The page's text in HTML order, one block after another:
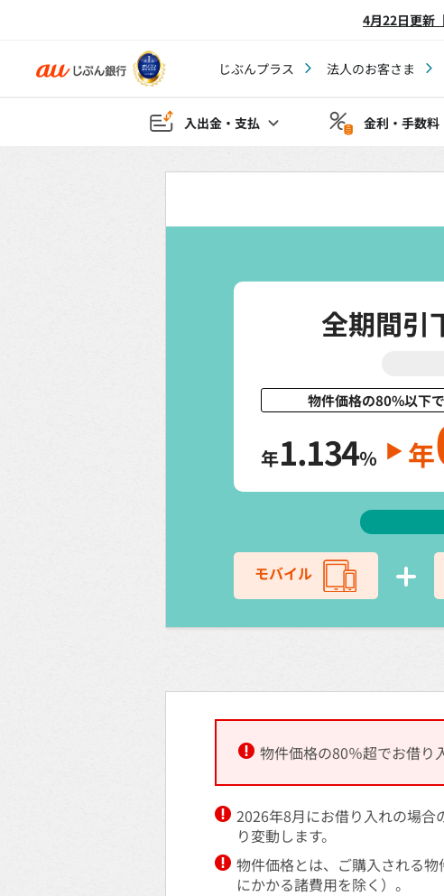
4月22日更新
じぶんプラス 法人のお客さま
入出金・支払 金利・手数料
全期間引
物件価格の80%以下
年1.134％ ▲ 年
モバイル
物件価格の80％超でお借り
2026年8月にお借り入れの場合
り変動します。
物件価格とは、ご購入される
にかかる諸費用を除く）。